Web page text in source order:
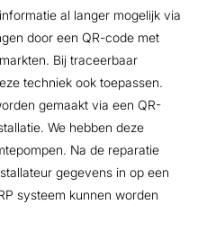
al langer mogelijk via
door een QR-code met
Bij traceerbaar
techniek ook toepassen.
gemaakt via een QR-
We hebben deze
Na de reparatie
gegevens in op een
systeem kunnen worden